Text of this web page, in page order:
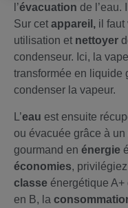
l’évacuation de l’eau.
Sur cet appareil, il faut
utilisation et nettoyer
condenseur. Ici, la
transformée en liquide
condenser la vapeur.
L’eau est ensuite
ou évacuée grâce à
gourmand en énergie
économies, privilégiez
classe énergétique A+
en B, la